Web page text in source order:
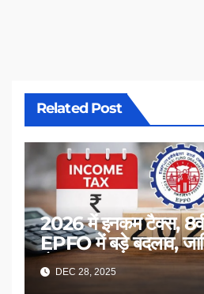
Related Post
2026 में इनकम टैक्स,
EPFO में बड़े बदलाव,
होगाDEC 28, 2025